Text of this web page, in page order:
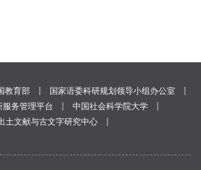
教育部 ｜ 国家语委科研规划领导小组办公室
｜
服务管理平台
｜ 中国社会科学院大学
｜
土文献与古文字研究中心
｜